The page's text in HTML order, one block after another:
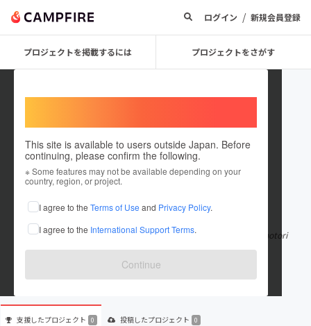
ログイン / 新規会員登録
プロジェクトを掲載するには プロジェクトをさがす
This site is available to users outside Japan. Before
continuing, please confirm the following.
※ Some features may not be available depending on your
country, region, or project.
I agree to the Terms of Use and Privacy Policy.
I agree to the International Support Terms.
Continue
terrenosmerida
在住国：日本
出身国：日本
Mérida, la capital del estado de Yucatán en México, ha ganado notori
edad en los últimos añ もっと見る
支援したプロジェクト 0 投稿したプロジェクト 0